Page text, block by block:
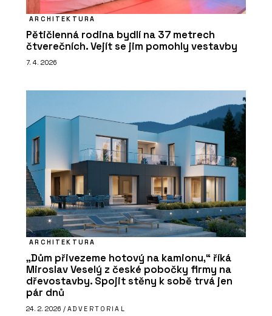
ARCHITEKTURA
Pětičlenná rodina bydlí na 37 metrech
čtverečních. Vejít se jim pomohly vestavby
7. 4. 2026
ARCHITEKTURA
„Dům přivezeme hotový na kamionu,“ říká
Miroslav Veselý z české pobočky firmy na
dřevostavby. Spojit stěny k sobě trvá jen
pár dnů
24. 2. 2026 / ADVERTORIAL